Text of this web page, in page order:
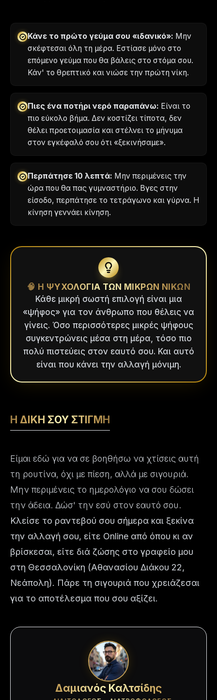
Κάνε το πρώτο γεύμα σου «ιδανικό»: Μην
σκέφτεσαι όλη τη μέρα. Εστίασε μόνο στο
επόμενο γεύμα που θα βάλεις στο στόμα σου.
Κάν' το θρεπτικό και νιώσε την πρώτη νίκη.
Πιες ένα ποτήρι νερό παραπάνω: Είναι το
πιο εύκολο βήμα. Δεν κοστίζει τίποτα, δεν
θέλει προετοιμασία και στέλνει το μήνυμα
στον εγκέφαλό σου ότι «ξεκινήσαμε».
Περπάτησε 10 λεπτά: Μην περιμένεις την
ώρα που θα πας γυμναστήριο. Βγες στην
είσοδο, περπάτησε το τετράγωνο και γύρνα. Η
κίνηση γεννάει κίνηση.
🧠 Η ΨΥΧΟΛΟΓΙΑ ΤΩΝ ΜΙΚΡΩΝ ΝΙΚΩΝ
Κάθε μικρή σωστή επιλογή είναι μια
«ψήφος» για τον άνθρωπο που θέλεις να
γίνεις. Όσο περισσότερες μικρές ψήφους
συγκεντρώνεις μέσα στη μέρα, τόσο πιο
πολύ πιστεύεις στον εαυτό σου. Και αυτό
είναι που κάνει την αλλαγή μόνιμη.
Η ΔΙΚΗ ΣΟΥ ΣΤΙΓΜΗ
Είμαι εδώ για να σε βοηθήσω να χτίσεις αυτή
τη ρουτίνα, όχι με πίεση, αλλά με σιγουριά.
Μην περιμένεις το ημερολόγιο να σου δώσει
την άδεια. Δώσ' την εσύ στον εαυτό σου.
Κλείσε το ραντεβού σου σήμερα και ξεκίνα
την αλλαγή σου, είτε Online από όπου κι αν
βρίσκεσαι, είτε διά ζώσης στο γραφείο μου
στη Θεσσαλονίκη (Αθανασίου Διάκου 22,
Νεάπολη). Πάρε τη σιγουριά που χρειάζεσαι
για το αποτέλεσμα που σου αξίζει.
Δαμιανός Καλτσίδης